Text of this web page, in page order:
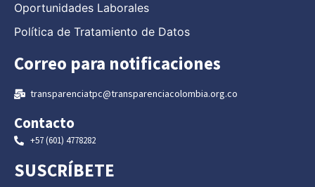
Oportunidades Laborales
Política de Tratamiento de Datos
Correo para notificaciones
transparenciatpc@transparenciacolombia.org.co
Contacto
+57 (601) 4778282
SUSCRÍBETE